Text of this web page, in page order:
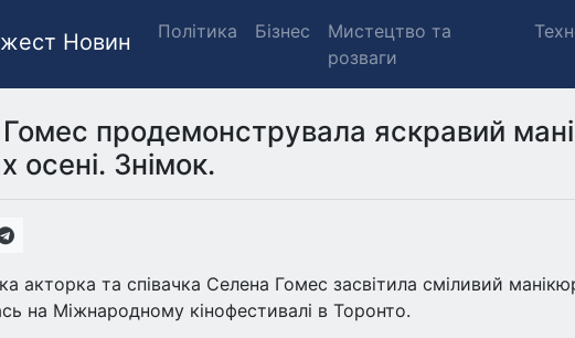
Новин Політика Бізнес
Мистецтво та
розваги
продемонструвала яскравий
осені. Знімок.
акторка та співачка Селена Гомес засвітила сміливий
на Міжнародному кінофестивалі в Торонто.